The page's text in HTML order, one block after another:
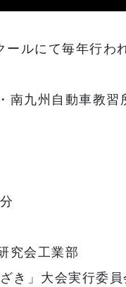
ルにて毎年行わ
南九州自動車教習
究会工業部
き」大会実行委員